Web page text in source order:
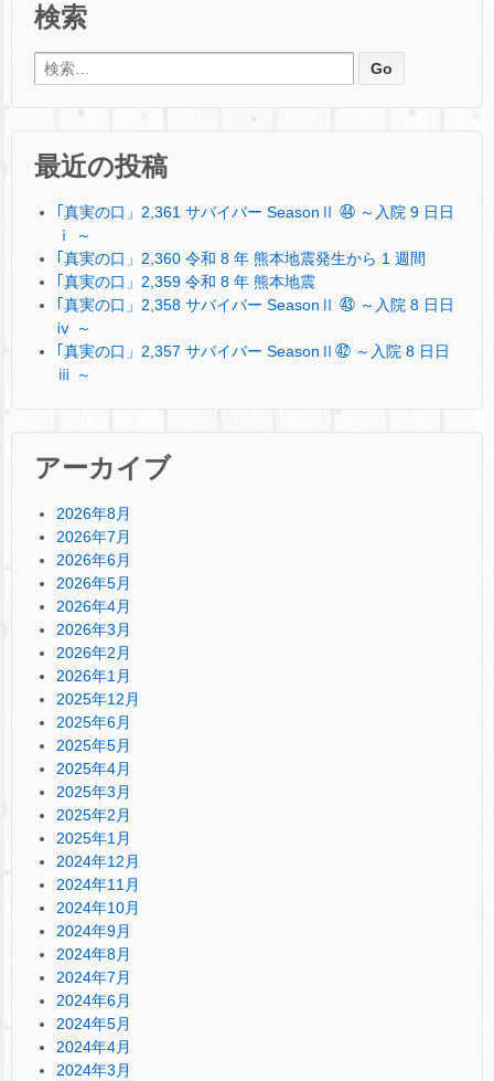
検索
検索:
最近の投稿
｢真実の口」2,361 サバイバー SeasonⅡ ㊹ ～入院 9 日日
ⅰ ～
｢真実の口」2,360 令和 8 年 熊本地震発生から 1 週間
｢真実の口」2,359 令和 8 年 熊本地震
｢真実の口」2,358 サバイバー SeasonⅡ ㊸ ～入院 8 日日
ⅳ ～
｢真実の口」2,357 サバイバー SeasonⅡ㊷ ～入院 8 日日
ⅲ ～
アーカイブ
2026年8月
2026年7月
2026年6月
2026年5月
2026年4月
2026年3月
2026年2月
2026年1月
2025年12月
2025年6月
2025年5月
2025年4月
2025年3月
2025年2月
2025年1月
2024年12月
2024年11月
2024年10月
2024年9月
2024年8月
2024年7月
2024年6月
2024年5月
2024年4月
2024年3月